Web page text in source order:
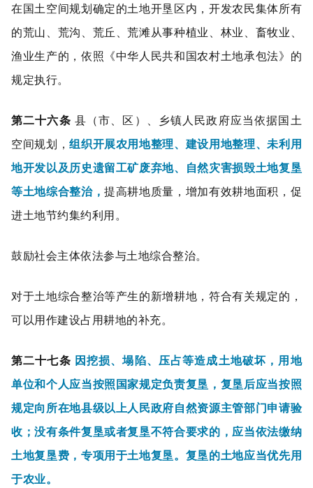
在国土空间规划确定的土地开垦区内，开发农民集体所有
的荒山、荒沟、荒丘、荒滩从事种植业、林业、畜牧业、
渔业生产的，依照《中华人民共和国农村土地承包法》的
规定执行。
第二十六条 县（市、区）、乡镇人民政府应当依据国土
空间规划，组织开展农用地整理、建设用地整理、未利用
地开发以及历史遗留工矿废弃地、自然灾害损毁土地复垦
等土地综合整治，提高耕地质量，增加有效耕地面积，促
进土地节约集约利用。
鼓励社会主体依法参与土地综合整治。
对于土地综合整治等产生的新增耕地，符合有关规定的，
可以用作建设占用耕地的补充。
第二十七条 因挖损、塌陷、压占等造成土地破坏，用地
单位和个人应当按照国家规定负责复垦，复垦后应当按照
规定向所在地县级以上人民政府自然资源主管部门申请验
收；没有条件复垦或者复垦不符合要求的，应当依法缴纳
土地复垦费，专项用于土地复垦。复垦的土地应当优先用
于农业。